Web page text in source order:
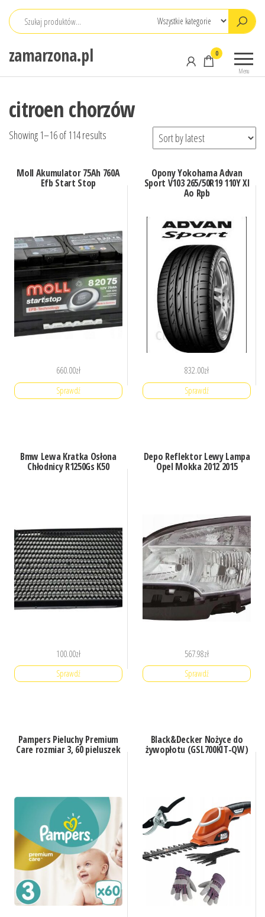
Przejdź
zamarzona.pl
Menu
0
citroen chorzów
Showing 1–16 of 114 results
Moll Akumulator 75Ah 760A
Efb Start Stop
660.00zł
Sprawdź
Opony Yokohama Advan
Sport V103 265/50R19 110Y Xl
Ao Rpb
832.00zł
Sprawdź
Bmw Lewa Kratka Osłona
Chłodnicy R1250Gs K50
100.00zł
Sprawdź
Depo Reflektor Lewy Lampa
Opel Mokka 2012 2015
567.98zł
Sprawdź
Pampers Pieluchy Premium
Care rozmiar 3, 60 pieluszek
Black&Decker Nożyce do
żywopłotu (GSL700KIT-QW)